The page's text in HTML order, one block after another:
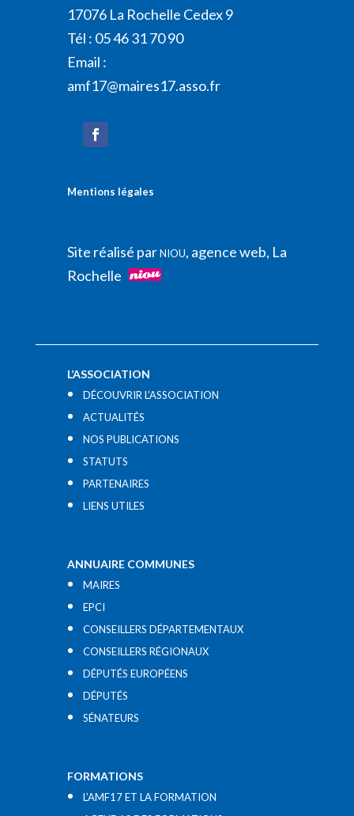
17076 La Rochelle Cedex 9
Tél : 05 46 31 70 90
Email :
amf17@maires17.asso.fr
Mentions légales
Site réalisé parNIOU, agence web, La
Rochelle
L’ASSOCIATION
DÉCOUVRIR L’ASSOCIATION
ACTUALITÉS
NOS PUBLICATIONS
STATUTS
PARTENAIRES
LIENS UTILES​
ANNUAIRE COMMUNES
MAIRES
EPCI
CONSEILLERS DÉPARTEMENTAUX
CONSEILLERS RÉGIONAUX
DÉPUTÉS EUROPÉENS
DÉPUTÉS
SÉNATEURS
FORMATIONS
L’AMF17 ET LA FORMATION